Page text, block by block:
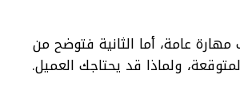
عامة، أما الثانية فتوضح من
ولماذا قد يحتاجك العميل.